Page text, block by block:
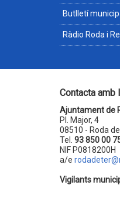
Butlletí
Ràdio Roda i
Contacta amb
Ajuntament de
Pl. Major, 4
08510 - Roda
Tel. 93 850 00
NIF P0818200H
a/e
Vigilants